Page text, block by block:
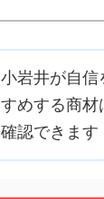
小岩井が自信
すめする商材
確認できます